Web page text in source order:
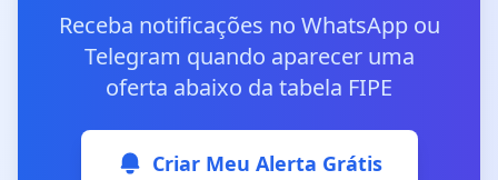
Receba notificações no WhatsApp ou
Telegram quando aparecer uma
oferta abaixo da tabela FIPE
Criar Meu Alerta Grátis